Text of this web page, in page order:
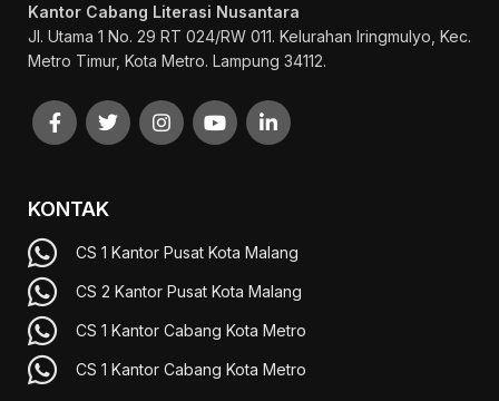
Kantor Cabang Literasi Nusantara
Jl. Utama 1 No. 29 RT 024/RW 011. Kelurahan Iringmulyo, Kec.
Metro Timur, Kota Metro. Lampung 34112.
KONTAK
CS 1 Kantor Pusat Kota Malang
CS 2 Kantor Pusat Kota Malang
CS 1 Kantor Cabang Kota Metro
CS 1 Kantor Cabang Kota Metro